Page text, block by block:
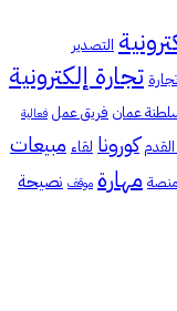
التصدير
تجارة إلكترونية
عمان فريق عمل فعالية
كورونا لقاء مبيعات
مهارة موقف نصيحة